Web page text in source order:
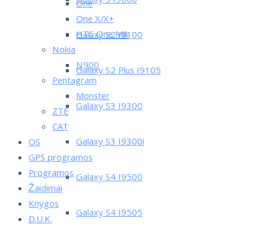
Galaxy S2 I9100
Galaxy S2 Plus I9105
Galaxy S3 I9300
Galaxy S3 I9300i
Galaxy S4 I9500
Galaxy S4 I9505
One
One X/X+
HTC One M8
Nokia
N900
Pentagram
Monster
ZTE
CAT
OS
GPS programos
Programos
Žaidimai
Knygos
D.U.K.